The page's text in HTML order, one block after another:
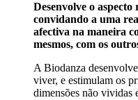
Desenvolve o aspecto
convidando a uma
afectiva na maneira
mesmos, com os
A Biodanza
viver, e estimulam os
dimensões não vividas